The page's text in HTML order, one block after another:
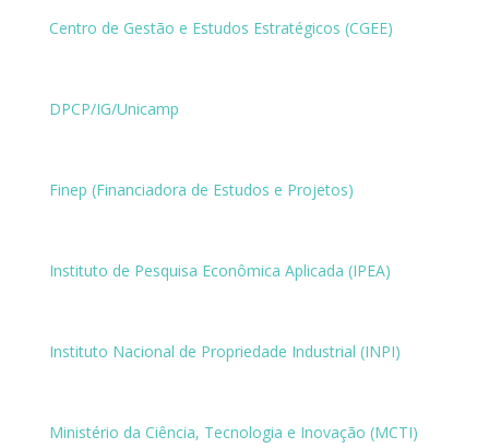
Centro de Gestão e Estudos Estratégicos (CGEE)
DPCP/IG/Unicamp
Finep (Financiadora de Estudos e Projetos)
Instituto de Pesquisa Econômica Aplicada (IPEA)
Instituto Nacional de Propriedade Industrial (INPI)
Ministério da Ciência, Tecnologia e Inovação (MCTI)